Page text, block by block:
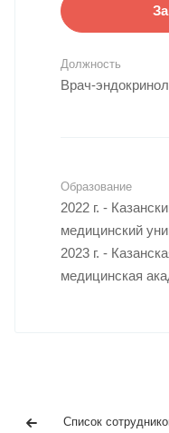
Должность
Врач-
Образование
2022 г. -
медицинский
2023 г. -
медицинская
Список